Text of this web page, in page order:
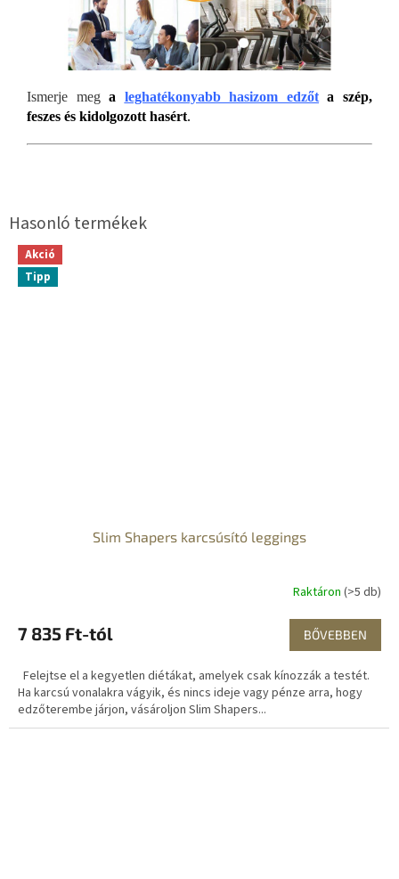
Ismerje mega leghatékonyabb hasizom edzőta szép,
feszes és kidolgozott hasért.
Akció
Tipp
Slim Shapers karcsúsító leggings
Raktáron (>5 db)
7 835 Ft-tól BŐVEBBEN
Felejtse el a kegyetlen diétákat, amelyek csak kínozzák a testét.
Ha karcsú vonalakra vágyik, és nincs ideje vagy pénze arra, hogy
edzőterembe járjon, vásároljon Slim Shapers...